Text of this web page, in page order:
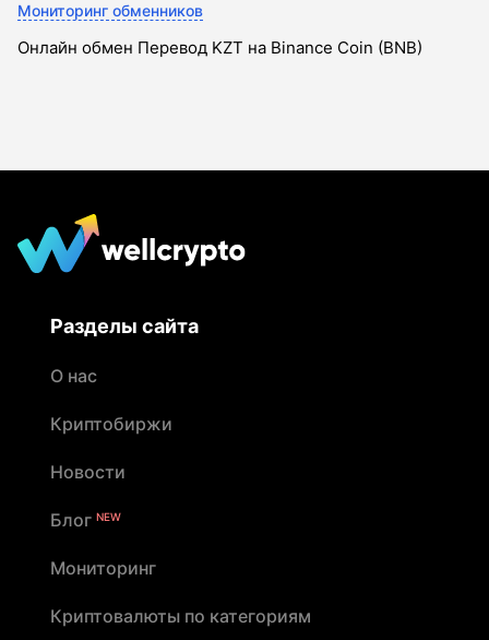
Мониторинг обменников
Онлайн обмен Перевод KZT на Binance Coin (BNB)
Разделы сайта
О нас
Криптобиржи
Новости
Блог NEW
Мониторинг
Криптовалюты по категориям